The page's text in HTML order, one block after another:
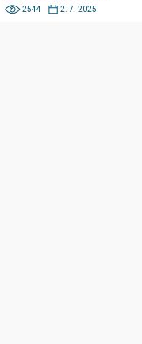
2544 2. 7. 2025